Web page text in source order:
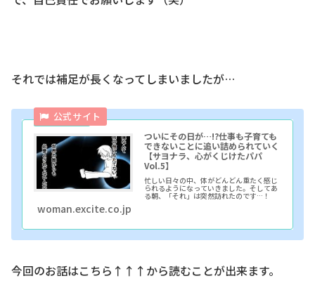
それでは補足が長くなってしまいましたが…
ついにその日が…!?仕事も子育ても
できないことに追い詰められていく
【サヨナラ、心がくじけたパパ
Vol.5】
忙しい日々の中、体がどんどん重たく感じ
られるようになっていきました。そしてあ
る朝、「それ」は突然訪れたのです…！
woman.excite.co.jp
今回のお話はこちら↑↑↑から読むことが出来ます。